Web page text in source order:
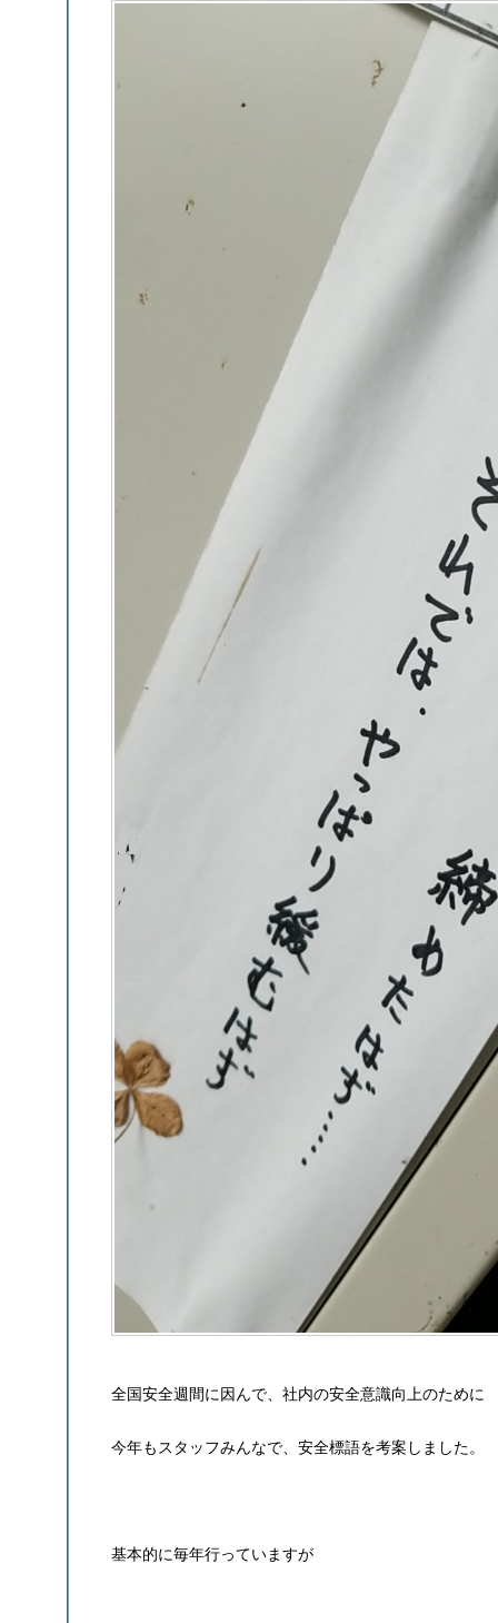
全国安全週間に因んで、社内の安全意識向上のために
今年もスタッフみんなで、安全標語を考案しました。
基本的に毎年行っていますが